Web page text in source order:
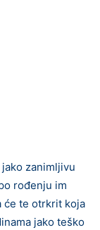
zanimljivu
rođenju im
će te otrkrit koja
jako teško